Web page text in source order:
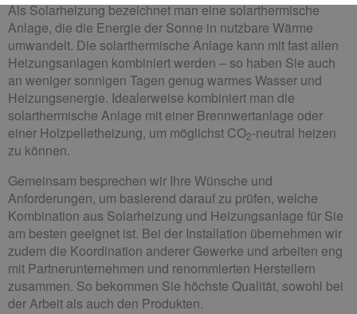
Als Solarheizung bezeichnet man eine solarthermische
Anlage, die die Energie der Sonne in nutzbare Wärme
umwandelt. Die solarthermische Anlage kann mit fast allen
Heizungsanlagen kombiniert werden – so haben Sie auch
an weniger sonnigen Tagen genug warmes Wasser und
Heizungsenergie. Idealerweise kombiniert man die
solarthermische Anlage mit einer Brennwertanlage oder
einer Holzpelletheizung, um möglichst CO2-neutral heizen
zu können.
Gemeinsam besprechen wir Ihre Wünsche und
Anforderungen, um basierend darauf zu prüfen, welche
Kombination aus Solarheizung und Heizungsanlage für Sie
am besten geeignet ist. Bei der Installation übernehmen wir
zudem die Koordination anderer Gewerke und arbeiten eng
mit Partnerunternehmen und renommierten Herstellern
zusammen. So bekommen Sie höchste Qualität, sowohl bei
der Arbeit als auch den Produkten.